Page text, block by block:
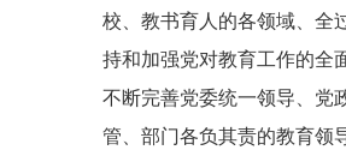
校、教书育人的各领域、全
持和加强党对教育工作的全
不断完善党委统一领导、党
管、部门各负其责的教育领